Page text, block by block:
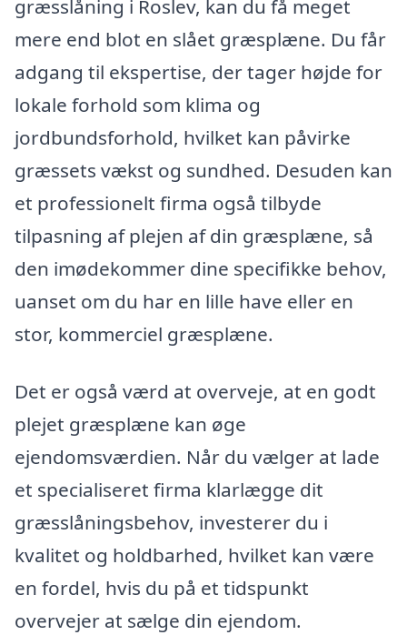
græsslåning i Roslev, kan du få meget
mere end blot en slået græsplæne. Du får
adgang til ekspertise, der tager højde for
lokale forhold som klima og
jordbundsforhold, hvilket kan påvirke
græssets vækst og sundhed. Desuden kan
et professionelt firma også tilbyde
tilpasning af plejen af din græsplæne, så
den imødekommer dine specifikke behov,
uanset om du har en lille have eller en
stor, kommerciel græsplæne.
Det er også værd at overveje, at en godt
plejet græsplæne kan øge
ejendomsværdien. Når du vælger at lade
et specialiseret firma klarlægge dit
græsslåningsbehov, investerer du i
kvalitet og holdbarhed, hvilket kan være
en fordel, hvis du på et tidspunkt
overvejer at sælge din ejendom.